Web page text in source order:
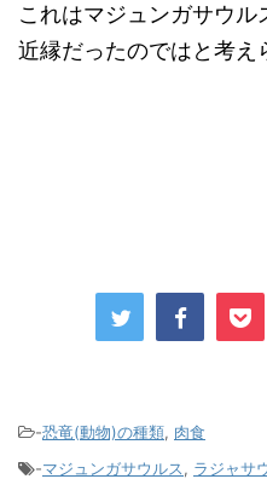
これはマジュンガサウ
近縁だったのではと考え
-恐竜(動物)の種類, 肉食
-マジュンガサウルス, ラジャサ